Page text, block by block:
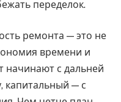
переделок.
ремонта — это не
времени и
начинают с дальней
капитальный — с